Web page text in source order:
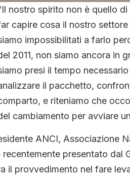
nostro spirito non è quello
capire cosa il nostro
impossibilitati a farlo
2011, non siamo ancora in
presi il tempo
il pacchetto,
e riteniamo che
cambiamento per avviare
ANCI, Associazione
presentato dal
il provvedimento nel fare